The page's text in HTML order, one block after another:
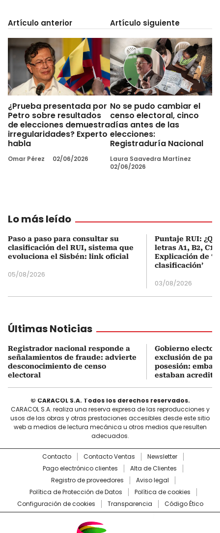
Artículo anterior
¿Prueba presentada por
Petro sobre resultados
de elecciones demuestra
irregularidades? Experto
habla
Omar Pérez 02/06/2026
Artículo siguiente
No se pudo cambiar el
censo electoral, cinco
días antes de las
elecciones:
Registraduría Nacional
Laura Saavedra Martínez
02/06/2026
Lo más leído
Paso a paso para consultar su
clasificación del RUI, sistema que
evoluciona el Sisbén: link oficial
05/08/2026
Puntaje RUI:
letras A1, B2, C1
Explicación de
clasificación’
03/08/2026
Últimas Noticias
Registrador nacional responde a
señalamientos de fraude: advierte
desconocimiento de censo
electoral
Gobierno electo
exclusión de
posesión:
estaban
© CARACOL S.A. Todos los derechos reservados.
CARACOL S.A. realiza una reserva expresa de las reproducciones y
usos de las obras y otras prestaciones accesibles desde este sitio
web a medios de lectura mecánica u otros medios que resulten
adecuados.
Contacto Contacto Ventas
Newsletter
Pago electrónico clientes
Alta de Clientes
Registro de proveedores
Aviso legal
Política de Protección de Datos
Política de cookies
Configuración de cookies
Transparencia Código Ético